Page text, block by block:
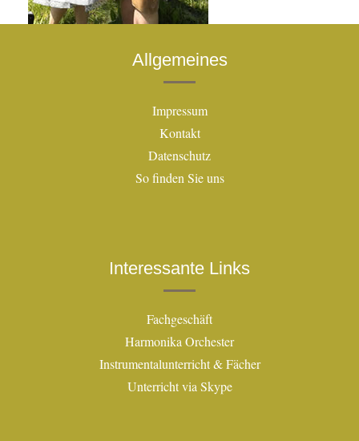
Allgemeines
Impressum
Kontakt
Datenschutz
So finden Sie uns
Interessante Links
Fachgeschäft
Harmonika Orchester
Instrumentalunterricht & Fächer
Unterricht via Skype